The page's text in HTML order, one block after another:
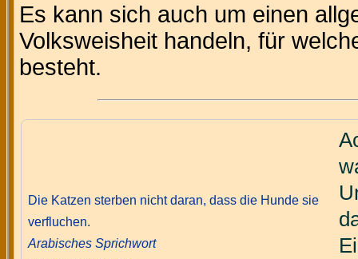
Es kann sich auch um einen
Volksweisheit handeln, für
besteht.
Die Katzen sterben nicht daran, dass die Hunde sie
verfluchen.
Arabisches Sprichwort